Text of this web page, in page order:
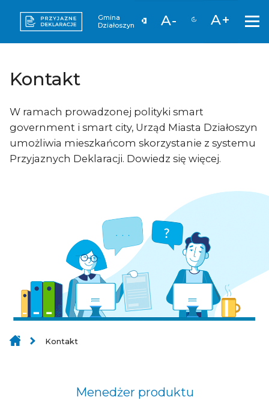
Gmina
Działoszyn
A- A+
Kontakt
W ramach prowadzonej polityki smart
government i smart city, Urząd Miasta Działoszyn
umożliwia mieszkańcom skorzystanie z systemu
Przyjaznych Deklaracji. Dowiedz się więcej.
Kontakt
Menedżer produktu